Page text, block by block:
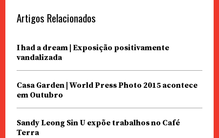
Artigos Relacionados
I had a dream | Exposição positivamente
vandalizada
Casa Garden | World Press Photo 2015 acontece
em Outubro
Sandy Leong Sin U expõe trabalhos no Café
Terra